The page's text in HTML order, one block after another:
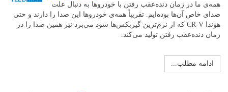
همه‌ی ما در زمان دنده‌عقب رفتن با خودروها به دنبال علت
صدای خاص آن‌ها بوده‌ایم. تقریباً همه‌ی خودروها این صدا را دارند و حتی
هوندا CR-V که از نرم‌ترین گیربکس‌ها سود می‌برد نیز همین صدا را در
زمان دنده‌عقب رفتن تولید می‌کند.
ادامه مطلب...